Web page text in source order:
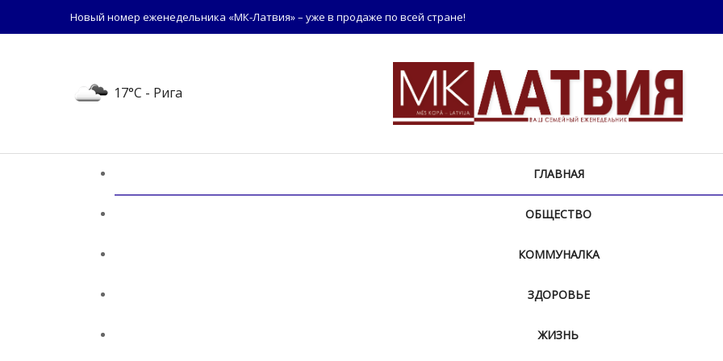
Новый номер еженедельника «МК-Латвия» – уже в продаже по всей стране!
17°C - Рига
ГЛАВНАЯ
ОБЩЕСТВО
КОММУНАЛКА
ЗДОРОВЬЕ
ЖИЗНЬ